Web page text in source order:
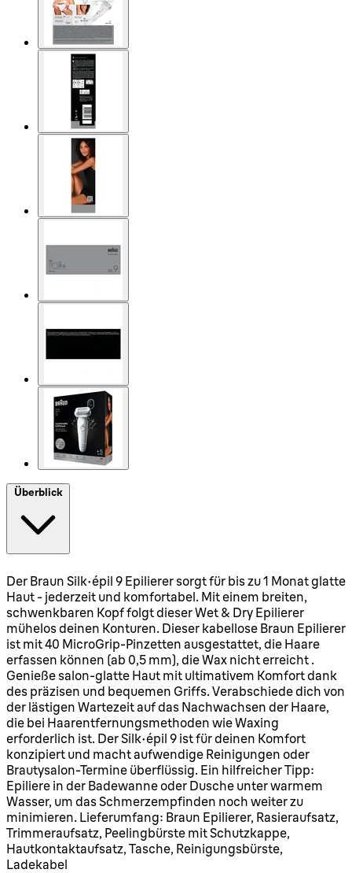
Überblick
Der Braun Silk·épil 9 Epilierer sorgt für bis zu 1 Monat glatte
Haut - jederzeit und komfortabel. Mit einem breiten,
schwenkbaren Kopf folgt dieser Wet & Dry Epilierer
mühelos deinen Konturen. Dieser kabellose Braun Epilierer
ist mit 40 MicroGrip-Pinzetten ausgestattet, die Haare
erfassen können (ab 0,5 mm), die Wax nicht erreicht .
Genieße salon-glatte Haut mit ultimativem Komfort dank
des präzisen und bequemen Griffs. Verabschiede dich von
der lästigen Wartezeit auf das Nachwachsen der Haare,
die bei Haarentfernungsmethoden wie Waxing
erforderlich ist. Der Silk·épil 9 ist für deinen Komfort
konzipiert und macht aufwendige Reinigungen oder
Brautysalon-Termine überflüssig. Ein hilfreicher Tipp:
Epiliere in der Badewanne oder Dusche unter warmem
Wasser, um das Schmerzempfinden noch weiter zu
minimieren. Lieferumfang: Braun Epilierer, Rasieraufsatz,
Trimmeraufsatz, Peelingbürste mit Schutzkappe,
Hautkontaktaufsatz, Tasche, Reinigungsbürste,
Ladekabel